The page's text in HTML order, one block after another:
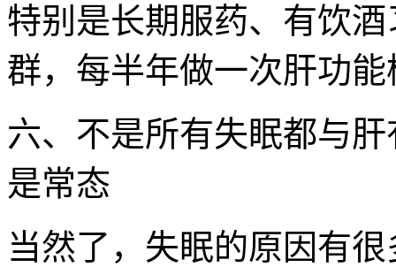
特别是长期服药、有饮
群，每半年做一次肝功
六、不是所有失眠都与
是常态
当然了，失眠的原因有